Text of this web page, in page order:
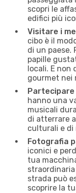
scopri le
edifici più
Visitare i
cibo è il
di un paese.
papille
locali. E non
gourmet nei
hanno una
musicali
di atterrare
culturali e di
Fotografia
iconici e
tua
strada può
scoprire la